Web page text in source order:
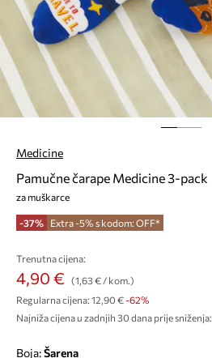
Medicine
Pamučne čarape Medicine 3-pack
za muškarce
-37% Extra -5% s kodom: OFF*
Trenutna cijena:
4,90 €
(1,63 € / kom.)
Regularna cijena: 12,90 €-62%
Najniža cijena u zadnjih 30 dana prije sniženja:
Boja: šarena